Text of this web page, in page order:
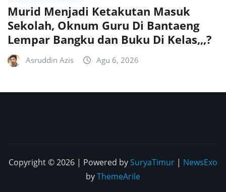
Murid Menjadi Ketakutan Masuk
Sekolah, Oknum Guru Di Bantaeng
Lempar Bangku dan Buku Di Kelas,,,?
Asruddin Azis Agu 6, 2026
Copyright © 2026 | Powered bySuryaTimur | NewsExo
byThemeArile